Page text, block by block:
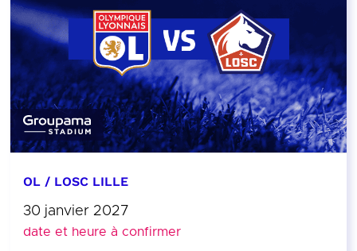
OL / LOSC LILLE
30 janvier 2027
date et heure à confirmer